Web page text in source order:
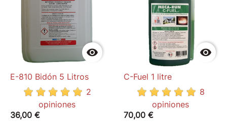

E-810 Bidón 5 Litros
2
opiniones
36,00 €

C-Fuel 1 litre
8
opiniones
70,00 €